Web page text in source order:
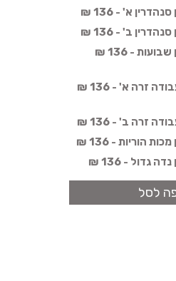
א' - 136 ₪
ב' - 136 ₪
- 136 ₪
זרה א' - 136 ₪
זרה ב' - 136 ₪
הוריות - 136 ₪
גדול - 136 ₪
לסל